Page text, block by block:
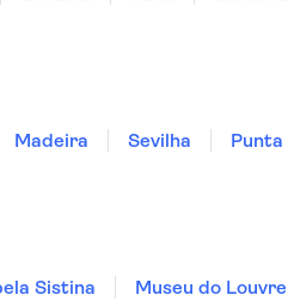
Madeira Sevilha Punta
Sistina Museu do Louvre